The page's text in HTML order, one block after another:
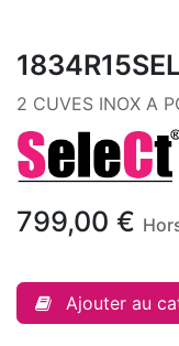
2 CUVES INOX A
799,00 €
Ajouter au